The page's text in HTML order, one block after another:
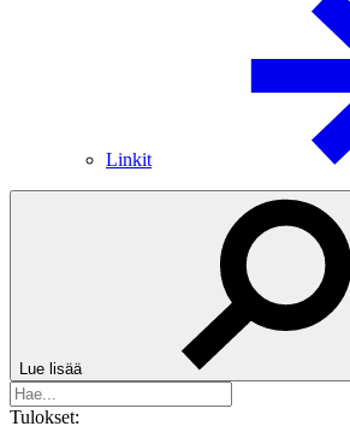
Linkit
Lue lisää
Tulokset: